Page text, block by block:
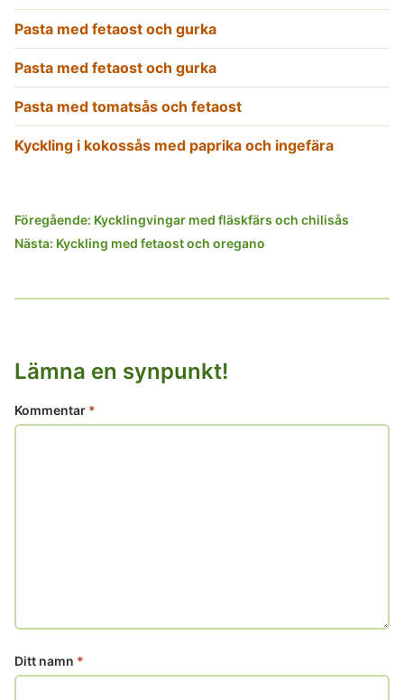
Pasta med fetaost och gurka
Pasta med fetaost och gurka
Pasta med tomatsås och fetaost
Kyckling i kokossås med paprika och ingefära
Inläggsnavigering
Föregående: Kycklingvingar med fläskfärs och chilisås
Nästa: Kyckling med fetaost och oregano
Lämna en synpunkt!
Kommentar *
Ditt namn *